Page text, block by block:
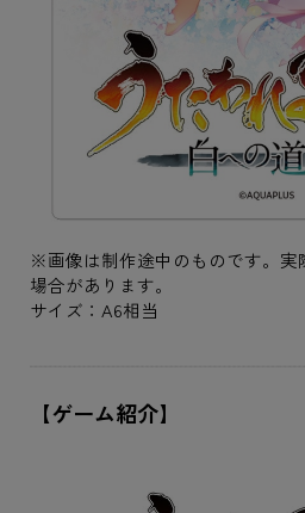
※画像は制作途中のものです。実
場合があります。
サイズ：A6相当
【ゲーム紹介】